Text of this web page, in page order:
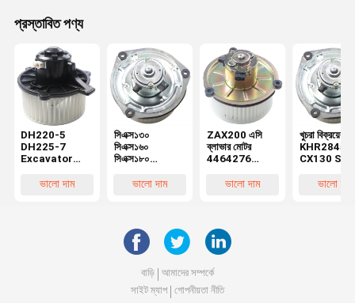
প্রস্তাবিত পণ্য
DH220-5
DH225-7
Excavator
K1040112
ভালো দাম
সিএক্স১৩০
সিএক্স১৬০
সিএক্স১৮০
সিএক্স২৪০
বৈদ্যুতিক মোটর
KHR2845
ভালো দাম
ZAX200 এসি
ব্লাভার মোটর
4464276
যন্ত্রপাতি মেরামতের
ভালো দাম
খুচরা বিক্রয়ের
KHR2845
CX130
ব্লাভার মোটর
ভালো দাম
বাড়ি
আমাদের সম্পর্কে
সাইট ম্যাপ
গোপনীয়তা নীতি